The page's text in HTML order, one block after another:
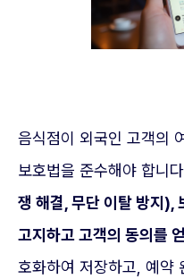
음식점이 외국인 고객의
보호법을 준수해야 합니
쟁 해결, 무단 이탈 방지),
고지하고 고객의 동의를
호화하여 저장하고, 예약